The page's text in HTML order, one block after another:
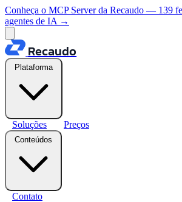
Conheça o MCP Server da Recaudo — 139
agentes de IA →
Recaudo
Plataforma
Soluções Preços
Conteúdos
Contato